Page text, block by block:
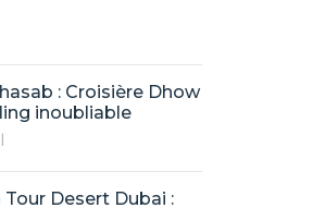
: Croisière Dhow
inoubliable
Tour Desert Dubai :